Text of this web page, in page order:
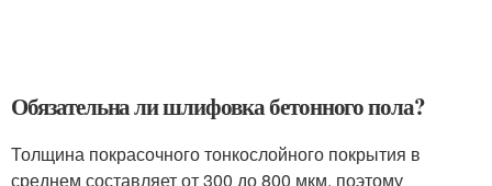
Обязательна ли шлифовка бетонного пола?
Толщина покрасочного тонкослойного покрытия в
среднем составляет от 300 до 800 мкм, поэтому